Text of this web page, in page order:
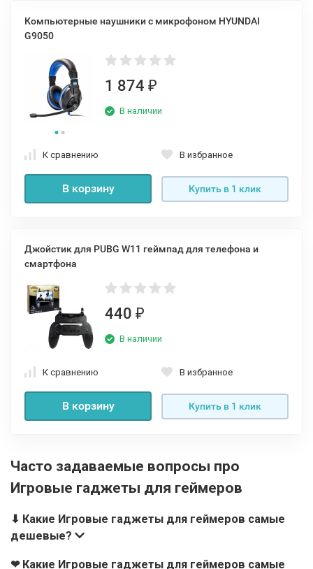
Компьютерные наушники с микрофоном HYUNDAI
G9050
1 874 ₽
В наличии
К сравнению В избранное
В корзину Купить в 1 клик
Джойстик для PUBG W11 геймпад для телефона и
смартфона
440 ₽
В наличии
К сравнению В избранное
В корзину Купить в 1 клик
Часто задаваемые вопросы про
Игровые гаджеты для геймеров
⬇ Какие Игровые гаджеты для геймеров самые
дешевые?
❤ Какие Игровые гаджеты для геймеров самые